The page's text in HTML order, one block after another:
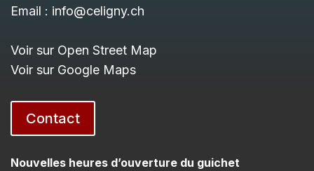
Email : info@celigny.ch
Voir sur Open Street Map
Voir sur Google Maps
Contact
Nouvelles heures d’ouverture du guichet